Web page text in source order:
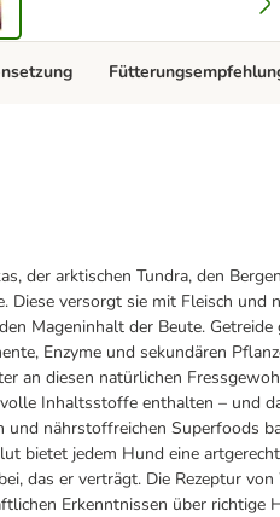
der arktischen Tundra, den
Diese versorgt sie mit Fleisch und
Mageninhalt der Beute.
Enzyme und sekundären
an diesen natürlichen
Inhaltsstoffe enthalten – und
nährstoffreichen Superfoods
bietet jedem Hund eine
das er verträgt. Die Rezeptur
Erkenntnissen über richtige